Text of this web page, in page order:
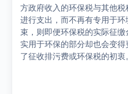
方政府收入的环保税与其他
进行支出，而不再有专用于
束，则即便环保税的实际征
实用于环保的部分却也会变
了征收排污费或环保税的初衷